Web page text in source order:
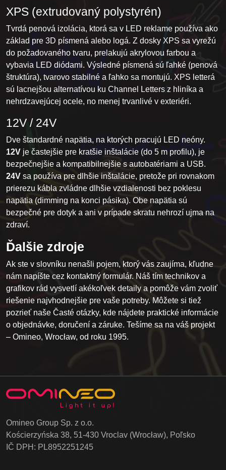
XPS (extrudovaný polystyrén)
Tvrdá penová izolácia, ktorá sa v LED reklame používa ako
základ pre 3D písmená alebo logá. Z dosky XPS sa vyrežú
do požadovaného tvaru, prelakujú akrylovou farbou a
vybavia LED diódami. Výsledné písmená sú ľahké (penová
štruktúra), tvarovo stabilné a ľahko sa montujú. XPS letterá
sú lacnejšou alternatívou ku Channel Letters z hliníka a
nehrdzavejúcej ocele, no menej trvanlivé v exteriéri.
12V / 24V
Dve štandardné napätia, na ktorých pracujú LED neóny.
12V je častejšie pre kratšie inštalácie (do 5 m profilu), je
bezpečnejšie a kompatibilnejšie s autobatériami a USB.
24V sa používa pre dlhšie inštalácie, pretože pri rovnakom
prierezu kábla zvládne dlhšie vzdialenosti bez poklesu
napätia (dimming na konci pásika). Obe napätia sú
bezpečné pre dotyk a ani v prípade skratu nehrozí ujma na
zdraví.
Ďalšie zdroje
Ak ste v slovníku nenašli pojem, ktorý vás zaujíma, kľudne
nám napíšte cez kontaktný formulár. Náš tím technikov a
grafikov rád vysvetlí akékoľvek detaily a pomôže vám zvoliť
riešenie najvhodnejšie pre vaše potreby. Môžete si tiež
pozrieť naše Časté otázky, kde nájdete praktické informácie
o objednávke, doručení a záruke. Tešíme sa na váš projekt
– Omineo, Wrocław, od roku 1995.
Omineo Group Sp. z o.o.
Kościerzyńska 38, 51-430 Vroclav (Wrocław), Poľsko
IČ DPH: PL8952251245